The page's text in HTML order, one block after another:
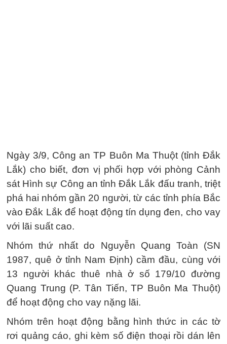
Ngày 3/9, Công an TP Buôn Ma Thuột (tỉnh Đắk
Lắk) cho biết, đơn vị phối hợp với phòng Cảnh
sát Hình sự Công an tỉnh Đắk Lắk đấu tranh, triệt
phá hai nhóm gần 20 người, từ các tỉnh phía Bắc
vào Đắk Lắk để hoạt động tín dụng đen, cho vay
với lãi suất cao.
Nhóm thứ nhất do Nguyễn Quang Toàn (SN
1987, quê ở tỉnh Nam Định) cầm đầu, cùng với
13 người khác thuê nhà ở số 179/10 đường
Quang Trung (P. Tân Tiến, TP Buôn Ma Thuột)
để hoạt động cho vay nặng lãi.
Nhóm trên hoạt động bằng hình thức in các tờ
rơi quảng cáo, ghi kèm số điện thoại rồi dán lên